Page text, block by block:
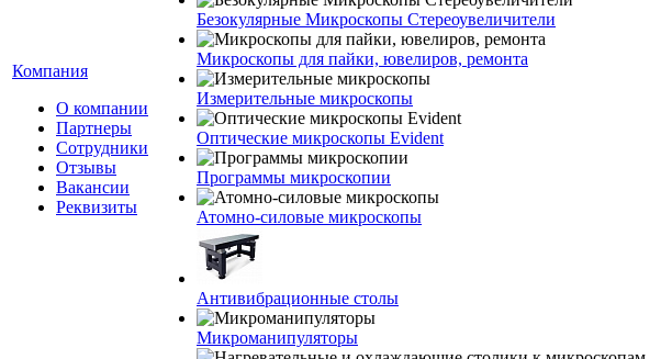
Компания
О компании
Партнеры
Сотрудники
Отзывы
Вакансии
Реквизиты
Безокулярные Микроскопы Стереоувеличители
Микроскопы для пайки, ювелиров, ремонта
Измерительные микроскопы
Оптические микроскопы Evident
Программы микроскопии
Атомно-силовые микроскопы
Антивибрационные столы
Микроманипуляторы